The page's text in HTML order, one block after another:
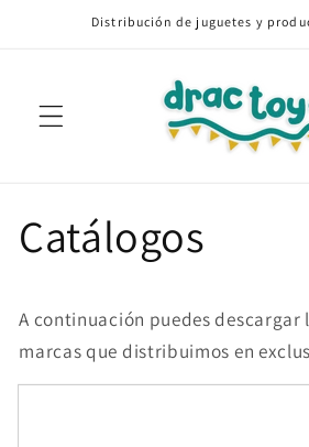
directamenteDistribución de juguetes y
Catálogos
A continuación puedes descargar
marcas que distribuimos en